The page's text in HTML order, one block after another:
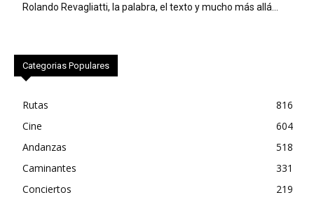
Rolando Revagliatti, la palabra, el texto y mucho más allá…
Categorias Populares
Rutas
816
Cine
604
Andanzas
518
Caminantes
331
Conciertos
219